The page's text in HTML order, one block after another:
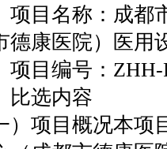
项目名称：成都
德康医院）医
项目编号：
比选内容
）项目概况本